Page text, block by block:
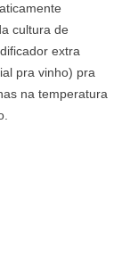
cultura de
extra
pra vinho) pra
na temperatura